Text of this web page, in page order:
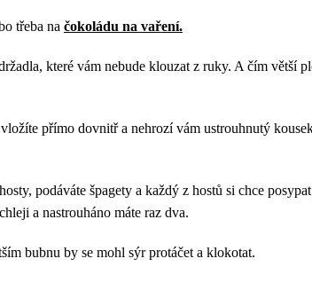
třeba na čokoládu na vaření.
které vám nebude klouzat z ruky. A čím větší
přímo dovnitř a nehrozí vám ustrouhnutý
podáváte špagety a každý z hostů si chce
a nastrouháno máte raz dva.
bubnu by se mohl sýr protáčet a klokotat.